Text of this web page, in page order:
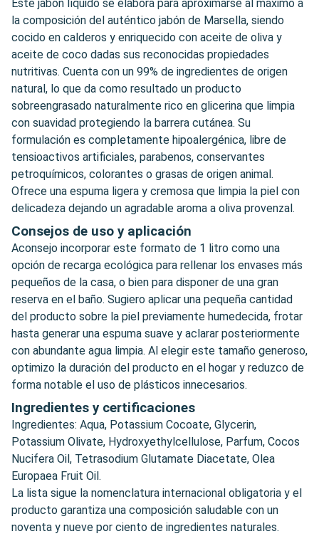
Este jabón líquido se elabora para aproximarse al máximo a
la composición del auténtico jabón de Marsella, siendo
cocido en calderos y enriquecido con aceite de oliva y
aceite de coco dadas sus reconocidas propiedades
nutritivas. Cuenta con un 99% de ingredientes de origen
natural, lo que da como resultado un producto
sobreengrasado naturalmente rico en glicerina que limpia
con suavidad protegiendo la barrera cutánea. Su
formulación es completamente hipoalergénica, libre de
tensioactivos artificiales, parabenos, conservantes
petroquímicos, colorantes o grasas de origen animal.
Ofrece una espuma ligera y cremosa que limpia la piel con
delicadeza dejando un agradable aroma a oliva provenzal.
Consejos de uso y aplicación
Aconsejo incorporar este formato de 1 litro como una
opción de recarga ecológica para rellenar los envases más
pequeños de la casa, o bien para disponer de una gran
reserva en el baño. Sugiero aplicar una pequeña cantidad
del producto sobre la piel previamente humedecida, frotar
hasta generar una espuma suave y aclarar posteriormente
con abundante agua limpia. Al elegir este tamaño generoso,
optimizo la duración del producto en el hogar y reduzco de
forma notable el uso de plásticos innecesarios.
Ingredientes y certificaciones
Ingredientes: Aqua, Potassium Cocoate, Glycerin,
Potassium Olivate, Hydroxyethylcellulose, Parfum, Cocos
Nucifera Oil, Tetrasodium Glutamate Diacetate, Olea
Europaea Fruit Oil.
La lista sigue la nomenclatura internacional obligatoria y el
producto garantiza una composición saludable con un
noventa y nueve por ciento de ingredientes naturales.